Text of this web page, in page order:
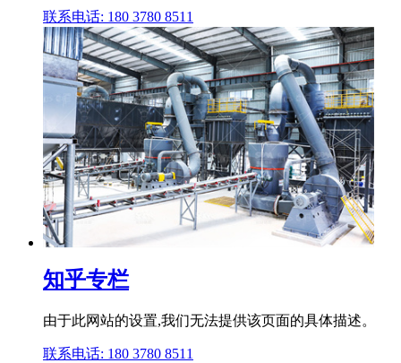
联系电话: 180 3780 8511
知乎专栏
由于此网站的设置,我们无法提供该页面的具体描述。
联系电话: 180 3780 8511